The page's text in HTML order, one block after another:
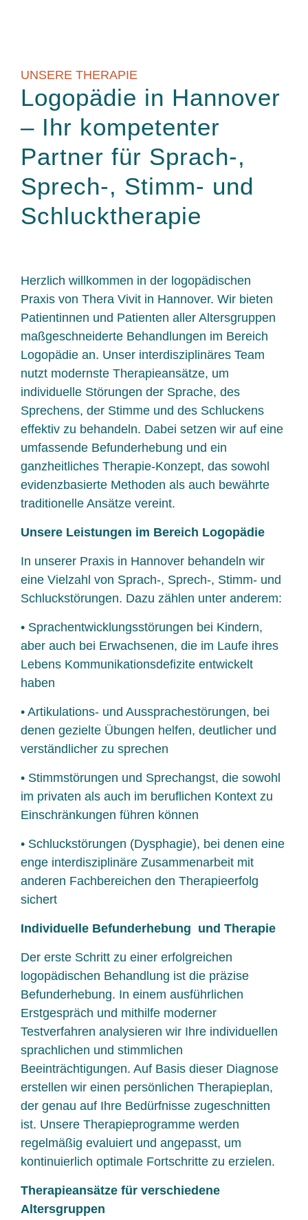
UNSERE THERAPIE
Logopädie in Hannover
– Ihr kompetenter
Partner für Sprach-,
Sprech-, Stimm- und
Schlucktherapie
Herzlich willkommen in der logopädischen
Praxis von Thera Vivit in Hannover. Wir bieten
Patientinnen und Patienten aller Altersgruppen
maßgeschneiderte Behandlungen im Bereich
Logopädie an. Unser interdisziplinäres Team
nutzt modernste Therapieansätze, um
individuelle Störungen der Sprache, des
Sprechens, der Stimme und des Schluckens
effektiv zu behandeln. Dabei setzen wir auf eine
umfassende Befunderhebung und ein
ganzheitliches Therapie-Konzept, das sowohl
evidenzbasierte Methoden als auch bewährte
traditionelle Ansätze vereint.
Unsere Leistungen im Bereich Logopädie
In unserer Praxis in Hannover behandeln wir
eine Vielzahl von Sprach-, Sprech-, Stimm- und
Schluckstörungen. Dazu zählen unter anderem:
• Sprachentwicklungsstörungen bei Kindern,
aber auch bei Erwachsenen, die im Laufe ihres
Lebens Kommunikationsdefizite entwickelt
haben
• Artikulations- und Aussprachestörungen, bei
denen gezielte Übungen helfen, deutlicher und
verständlicher zu sprechen
• Stimmstörungen und Sprechangst, die sowohl
im privaten als auch im beruflichen Kontext zu
Einschränkungen führen können
• Schluckstörungen (Dysphagie), bei denen eine
enge interdisziplinäre Zusammenarbeit mit
anderen Fachbereichen den Therapieerfolg
sichert
Individuelle Befunderhebung und Therapie
Der erste Schritt zu einer erfolgreichen
logopädischen Behandlung ist die präzise
Befunderhebung. In einem ausführlichen
Erstgespräch und mithilfe moderner
Testverfahren analysieren wir Ihre individuellen
sprachlichen und stimmlichen
Beeinträchtigungen. Auf Basis dieser Diagnose
erstellen wir einen persönlichen Therapieplan,
der genau auf Ihre Bedürfnisse zugeschnitten
ist. Unsere Therapieprogramme werden
regelmäßig evaluiert und angepasst, um
kontinuierlich optimale Fortschritte zu erzielen.
Therapieansätze für verschiedene
Altersgruppen